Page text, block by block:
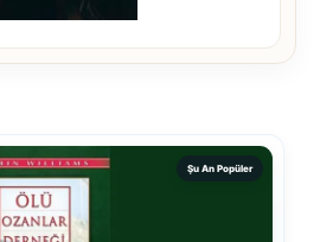
Şu An Popüler